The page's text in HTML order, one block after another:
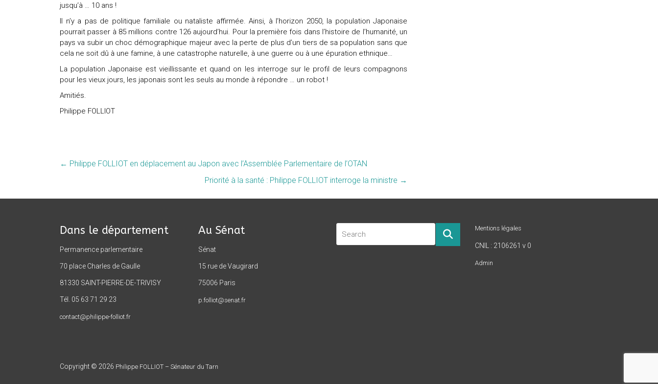
jusqu’à … 10 ans !
Il n’y a pas de politique familiale ou nataliste affirmée. Ainsi, à l’horizon 2050, la population Japonaise
pourrait passer à 85 millions contre 126 aujourd’hui. Pour la première fois dans l’histoire de l’humanité, un
pays va subir un choc démographique majeur avec la perte de plus d’un tiers de sa population sans que
cela ne soit dû à une famine, à une catastrophe naturelle, à une guerre ou à une épuration ethnique…
La population Japonaise est vieillissante et quand on les interroge sur le profil de leurs compagnons
pour les vieux jours, les japonais sont les seuls au monde à répondre … un robot !
Amitiés.
Philippe FOLLIOT
← Philippe FOLLIOT en déplacement au Japon avec l’Assemblée Parlementaire de l’OTAN
Priorité à la santé : Philippe FOLLIOT interroge la ministre →
Dans le département
Permanence parlementaire
70 place Charles de Gaulle
81330 SAINT-PIERRE-DE-TRIVISY
Tél. 05 63 71 29 23
contact@philippe-folliot.fr
Au Sénat
Sénat
15 rue de Vaugirard
75006 Paris
p.folliot@senat.fr
Mentions légales
CNIL : 2106261 v 0
Admin
Copyright © 2026 Philippe FOLLIOT – Sénateur du Tarn